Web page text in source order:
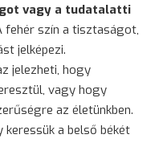
vagy a tudatalatti
fehér szín a tisztaságot,
jelképezi.
jelezheti, hogy
vagy hogy
az életünkben.
a belső békét